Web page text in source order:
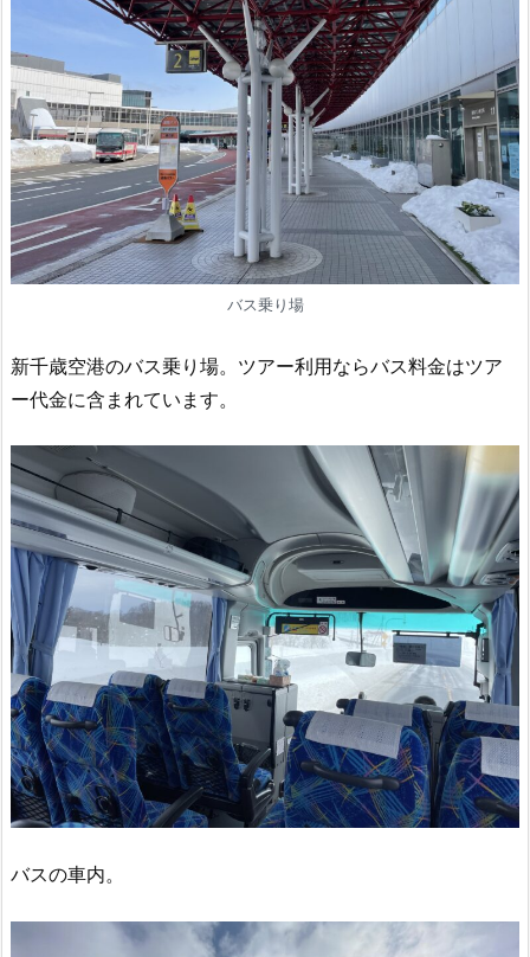
バス乗り場
新千歳空港のバス乗り場。ツアー利用ならバス料金はツア
ー代金に含まれています。
バスの車内。